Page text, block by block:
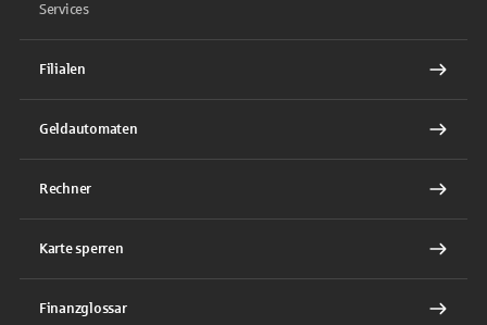
Services
Filialen
Geldautomaten
Rechner
Karte sperren
Finanzglossar